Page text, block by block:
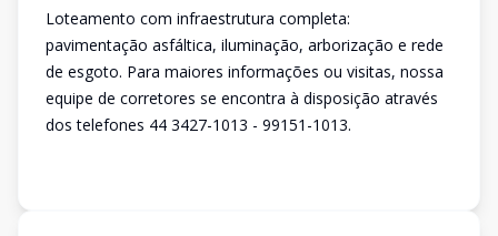
Loteamento com infraestrutura completa:
pavimentação asfáltica, iluminação, arborização e rede
de esgoto. Para maiores informações ou visitas, nossa
equipe de corretores se encontra à disposição através
dos telefones 44 3427-1013 - 99151-1013.